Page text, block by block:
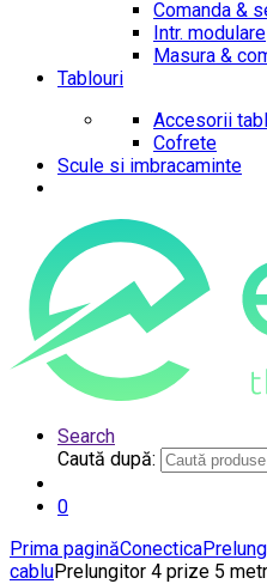
Comanda &
Intr. modulare
Masura &
Tablouri
Accesorii
Cofrete
Scule si imbracaminte
Search
Caută după:
0
Prima paginăConectica
cabluPrelungitor 4 prize 5